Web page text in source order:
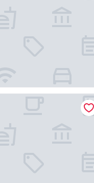
Town Waterfront